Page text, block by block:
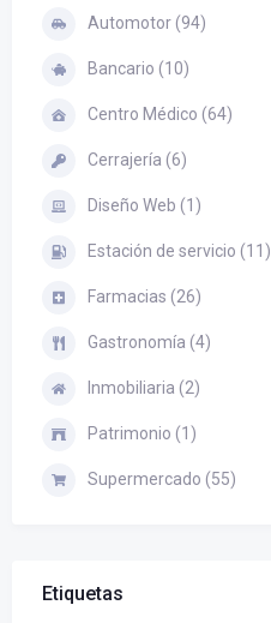
Automotor (94)
Bancario (10)
Centro Médico (64)
Cerrajería (6)
Diseño Web (1)
Estación de servicio (11)
Farmacias (26)
Gastronomía (4)
Inmobiliaria (2)
Patrimonio (1)
Supermercado (55)
Etiquetas